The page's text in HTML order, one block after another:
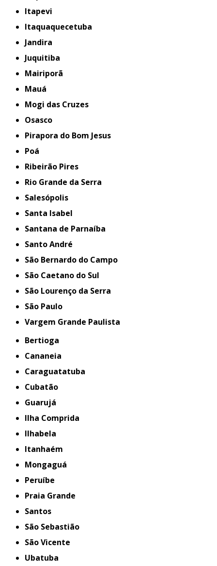
Itapevi
Itaquaquecetuba
Jandira
Juquitiba
Mairiporã
Mauá
Mogi das Cruzes
Osasco
Pirapora do Bom Jesus
Poá
Ribeirão Pires
Rio Grande da Serra
Salesópolis
Santa Isabel
Santana de Parnaíba
Santo André
São Bernardo do Campo
São Caetano do Sul
São Lourenço da Serra
São Paulo
Vargem Grande Paulista
Bertioga
Cananeia
Caraguatatuba
Cubatão
Guarujá
Ilha Comprida
Ilhabela
Itanhaém
Mongaguá
Peruíbe
Praia Grande
Santos
São Sebastião
São Vicente
Ubatuba